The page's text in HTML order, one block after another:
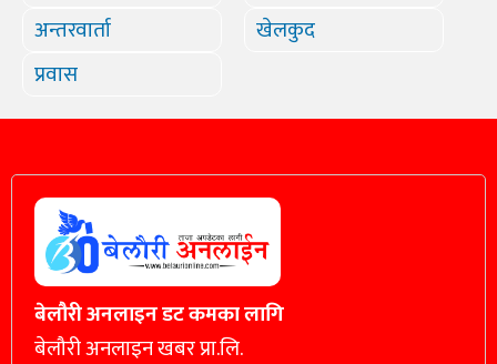
अन्तरवार्ता
खेलकुद
प्रवास
बेलौरी अनलाइन डट कमका लागि
बेलौरी अनलाइन खबर प्रा.लि.